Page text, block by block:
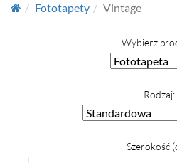
Fototapety Vintage
Wybierz
Rodzaj:
Szerokość